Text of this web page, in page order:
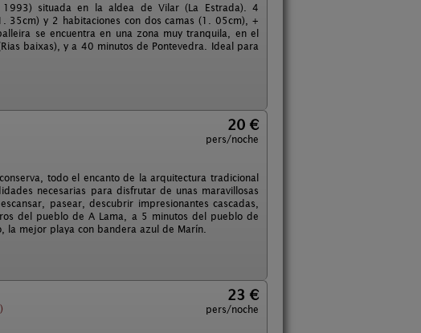
situada en la aldea de Vilar (La Estrada). 4
35cm) y 2 habitaciones con dos camas (1. 05cm), +
se encuentra en una zona muy tranquila, en el
baixas), y a 40 minutos de Pontevedra. Ideal para
20 €
pers/noche
todo el encanto de la arquitectura tradicional
necesarias para disfrutar de unas maravillosas
pasear, descubrir impresionantes cascadas,
del pueblo de A Lama, a 5 minutos del pueblo de
la mejor playa con bandera azul de Marín.
23 €
pers/noche